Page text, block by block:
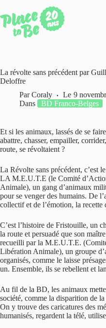
au
contenu
La révolte sans précédent par
Deloffre
Par Coraly Le 9
Dans
BD Franco-Belges
Et si les animaux, lassés de se
abattre, chasser, empailler,
route, se révoltaient ?
La Révolte sans précédent, c’est
LA M.E.U.T.E (le Comité
Animale), un gang d’animaux
pour se venger des humains. De
collectif et de l’émotion, la recette
C’est l’histoire de Fristouille, un
la route et persuadé que son
recueilli par la M.E.U.T.E.
Libération Animale), un groupe
organisés, comme le laisse
un. Ensemble, ils se rebellent et
Au fil de la BD, les animaux
société, comme la disparition de
On y trouve des caricatures des
humanisés, regardent la télé,